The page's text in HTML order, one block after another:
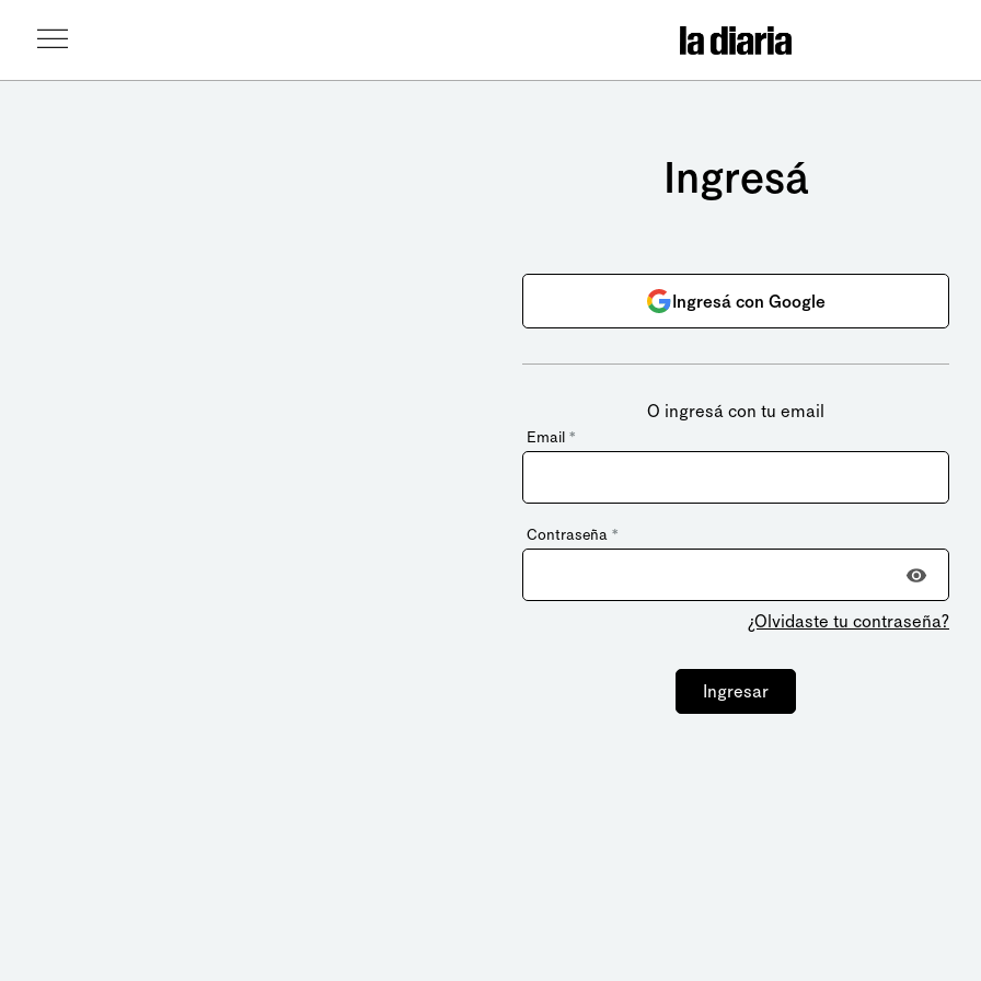
Ingresá
Ingresá con Google
O ingresá con tu email
Email *
Contraseña *
¿Olvidaste tu contraseña?
Ingresar